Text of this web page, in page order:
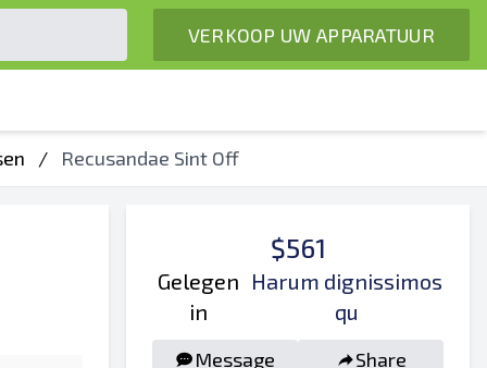
VERKOOP UW APPARATUUR
/ Recusandae Sint Off
$561
Gelegen
in
Harum dignissimos
qu
Message Share